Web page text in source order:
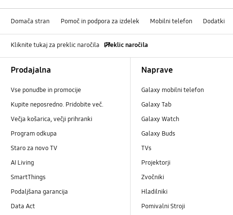
Domača stran Pomoč in podpora za izdelek Mobilni telefon Dodatki
Kliknite tukaj za preklic naročila Preklic naročila
Prodajalna
Vse ponudbe in promocije
Kupite neposredno. Pridobite več.
Večja košarica, večji prihranki
Program odkupa
Staro za novo TV
AI Living
SmartThings
Podaljšana garancija
Data Act
Naprave
Galaxy mobilni telefon
Galaxy Tab
Galaxy Watch
Galaxy Buds
TVs
Projektorji
Zvočniki
Hladilniki
Pomivalni Stroji